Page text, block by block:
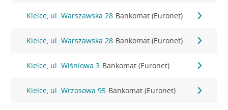
Kielce, ul. Warszawska 28 Bankomat (Euronet)
Kielce, ul. Warszawska 28 Bankomat (Euronet)
Kielce, ul. Wiśniowa 3 Bankomat (Euronet)
Kielce, ul. Wrzosowa 95 Bankomat (Euronet)